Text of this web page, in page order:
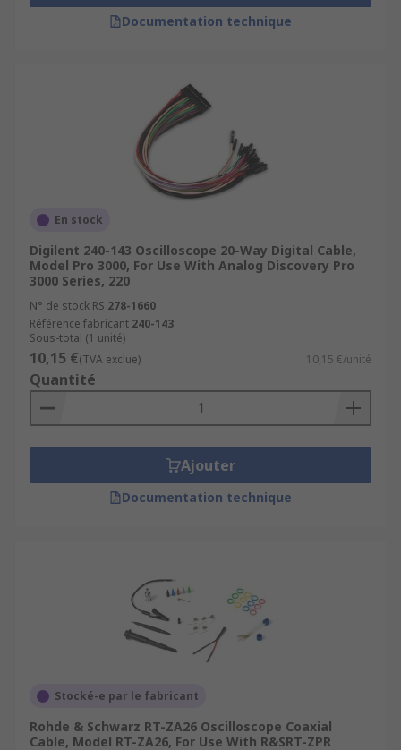
Documentation technique
En stock
Digilent 240-143 Oscilloscope 20-Way Digital Cable,
Model Pro 3000, For Use With Analog Discovery Pro
3000 Series, 220
N° de stock RS 278-1660
Référence fabricant 240-143
Sous-total (1 unité)
10,15 €(TVA exclue) 10,15 €/unité
Quantité
Ajouter
Documentation technique
Stocké-e par le fabricant
Rohde & Schwarz RT-ZA26 Oscilloscope Coaxial
Cable, Model RT-ZA26, For Use With R&SRT-ZPR